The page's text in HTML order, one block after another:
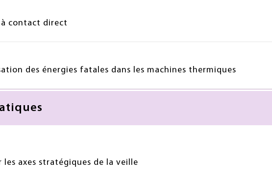
à contact direct
des énergies fatales dans les machines thermiques
les axes stratégiques de la veille